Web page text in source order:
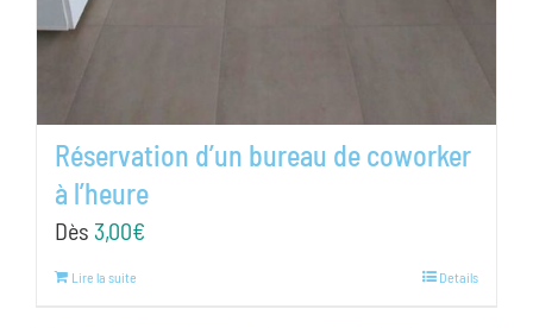
Réservation d’un bureau de coworker
à l’heure
Dès 3,00€
Lire la suite Details